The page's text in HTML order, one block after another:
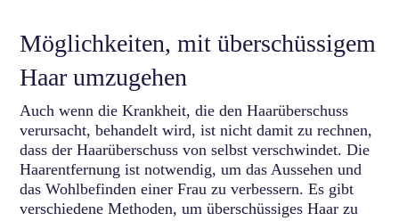
Möglichkeiten, mit überschüssigem
Haar umzugehen
Auch wenn die Krankheit, die den Haarüberschuss
verursacht, behandelt wird, ist nicht damit zu rechnen,
dass der Haarüberschuss von selbst verschwindet. Die
Haarentfernung ist notwendig, um das Aussehen und
das Wohlbefinden einer Frau zu verbessern. Es gibt
verschiedene Methoden, um überschüssiges Haar zu